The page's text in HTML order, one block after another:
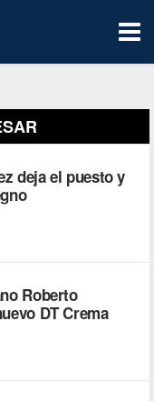
deja el puesto y
Roberto
DT Crema